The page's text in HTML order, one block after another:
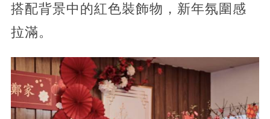
搭配背景中的紅色裝飾物，新年氛圍感
拉滿。